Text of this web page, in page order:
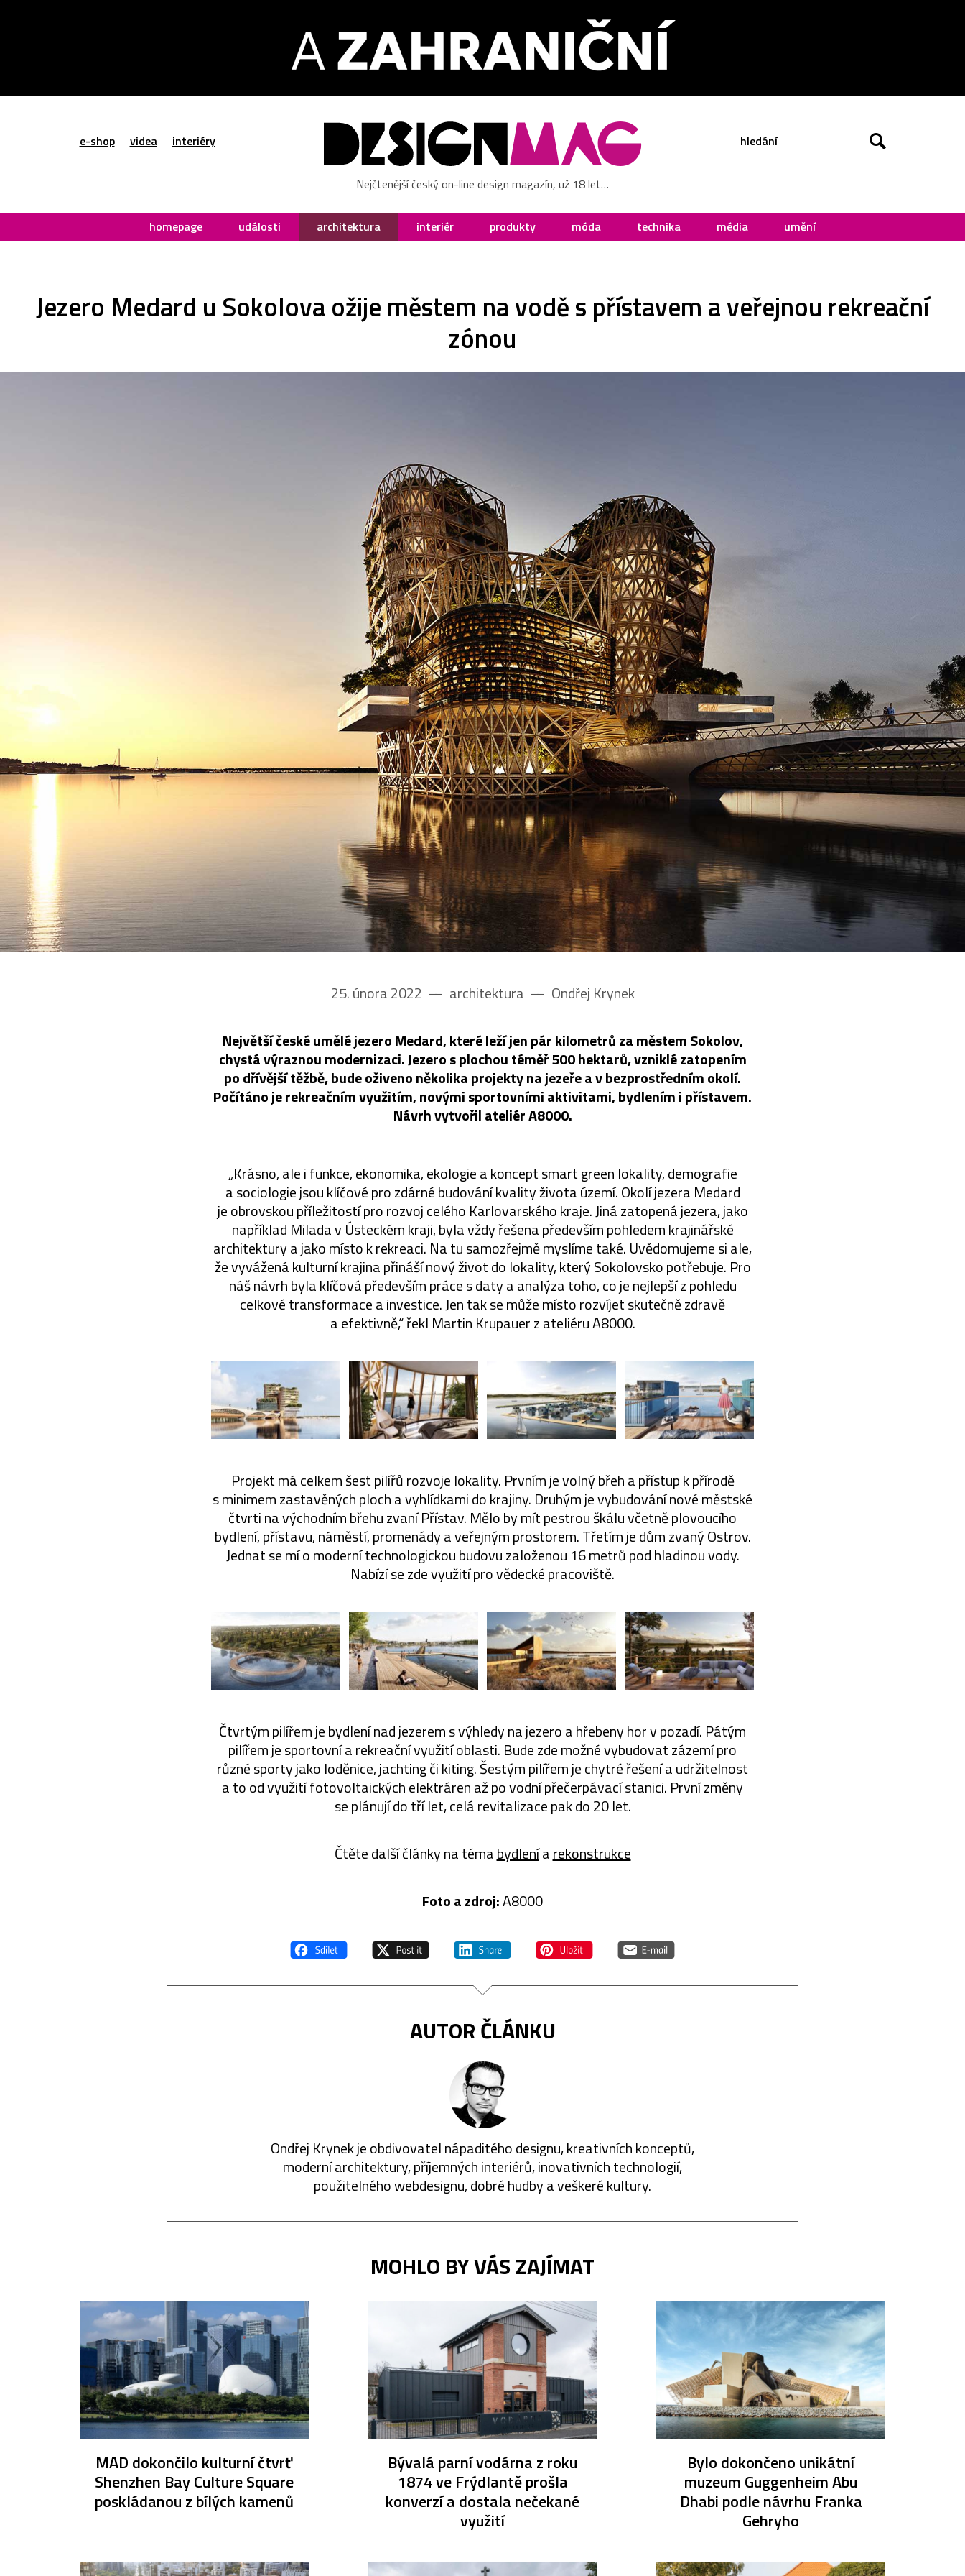
e-shop videa interiéry
Nejčtenější český on-line design magazín, už 18 let…
homepage události architektura interiér produkty móda technika média umění
Jezero Medard u Sokolova ožije městem na vodě s přístavem a veřejnou rekreační
zónou
25. února 2022 –– architektura –– Ondřej Krynek
Největší české umělé jezero Medard, které leží jen pár kilometrů za městem Sokolov,
chystá výraznou modernizaci. Jezero s plochou téměř 500 hektarů, vzniklé zatopením
po dřívější těžbě, bude oživeno několika projekty na jezeře a v bezprostředním okolí.
Počítáno je rekreačním využitím, novými sportovními aktivitami, bydlením i přístavem.
Návrh vytvořil ateliér A8000.
„Krásno, ale i funkce, ekonomika, ekologie a koncept smart green lokality, demografie
a sociologie jsou klíčové pro zdárné budování kvality života území. Okolí jezera Medard
je obrovskou příležitostí pro rozvoj celého Karlovarského kraje. Jiná zatopená jezera, jako
například Milada v Ústeckém kraji, byla vždy řešena především pohledem krajinářské
architektury a jako místo k rekreaci. Na tu samozřejmě myslíme také. Uvědomujeme si ale,
že vyvážená kulturní krajina přináší nový život do lokality, který Sokolovsko potřebuje. Pro
náš návrh byla klíčová především práce s daty a analýza toho, co je nejlepší z pohledu
celkové transformace a investice. Jen tak se může místo rozvíjet skutečně zdravě
a efektivně,“ řekl Martin Krupauer z ateliéru A8000.
Projekt má celkem šest pilířů rozvoje lokality. Prvním je volný břeh a přístup k přírodě
s minimem zastavěných ploch a vyhlídkami do krajiny. Druhým je vybudování nové městské
čtvrti na východním břehu zvaní Přístav. Mělo by mít pestrou škálu včetně plovoucího
bydlení, přístavu, náměstí, promenády a veřejným prostorem. Třetím je dům zvaný Ostrov.
Jednat se mí o moderní technologickou budovu založenou 16 metrů pod hladinou vody.
Nabízí se zde využití pro vědecké pracoviště.
Čtvrtým pilířem je bydlení nad jezerem s výhledy na jezero a hřebeny hor v pozadí. Pátým
pilířem je sportovní a rekreační využití oblasti. Bude zde možné vybudovat zázemí pro
různé sporty jako loděnice, jachting či kiting. Šestým pilířem je chytré řešení a udržitelnost
a to od využití fotovoltaických elektráren až po vodní přečerpávací stanici. První změny
se plánují do tří let, celá revitalizace pak do 20 let.
Čtěte další články na témabydleníarekonstrukce
Foto a zdroj:A8000
AUTOR ČLÁNKU
Ondřej Krynek je obdivovatel nápaditého designu, kreativních konceptů,
moderní architektury, příjemných interiérů, inovativních technologií,
použitelného webdesignu, dobré hudby a veškeré kultury.
MOHLO BY VÁS ZAJÍMAT
MAD dokončilo kulturní čtvrť
Shenzhen Bay Culture Square
poskládanou z bílých kamenů
Bývalá parní vodárna z roku
1874 ve Frýdlantě prošla
konverzí a dostala nečekané
využití
Bylo dokončeno unikátní
muzeum Guggenheim Abu
Dhabi podle návrhu Franka
Gehryho